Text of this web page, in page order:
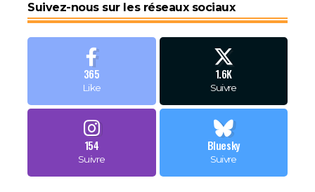
Suivez-nous sur les réseaux sociaux
365
Like
1.6K
Suivre
154
Suivre
Bluesky
Suivre